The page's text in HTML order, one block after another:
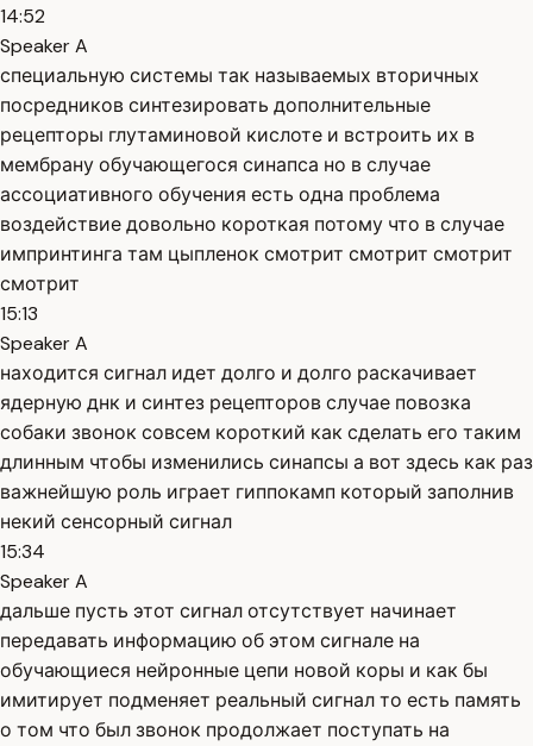
14:52
Speaker A
специальную системы так называемых вторичных
посредников синтезировать дополнительные
рецепторы глутаминовой кислоте и встроить их в
мембрану обучающегося синапса но в случае
ассоциативного обучения есть одна проблема
воздействие довольно короткая потому что в случае
импринтинга там цыпленок смотрит смотрит смотрит
смотрит
15:13
Speaker A
находится сигнал идет долго и долго раскачивает
ядерную днк и синтез рецепторов случае повозка
собаки звонок совсем короткий как сделать его таким
длинным чтобы изменились синапсы а вот здесь как раз
важнейшую роль играет гиппокамп который заполнив
некий сенсорный сигнал
15:34
Speaker A
дальше пусть этот сигнал отсутствует начинает
передавать информацию об этом сигнале на
обучающиеся нейронные цепи новой коры и как бы
имитирует подменяет реальный сигнал то есть память
о том что был звонок продолжает поступать на